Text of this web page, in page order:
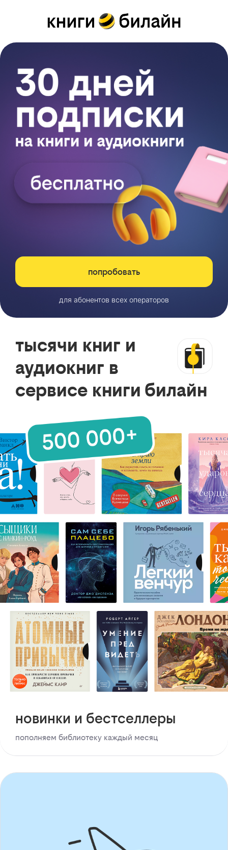
попробовать
для абонентов всех операторов
тысячи книг и
аудиокниг в
сервисе книги билайн
новинки и бестселлеры
пополняем библиотеку каждый месяц